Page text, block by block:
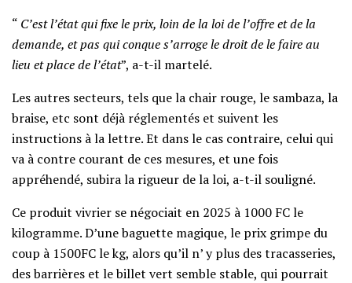
“ C’est l’état qui fixe le prix, loin de la loi de l’offre et de la
demande, et pas qui conque s’arroge le droit de le faire au
lieu et place de l’état”, a-t-il martelé.
Les autres secteurs, tels que la chair rouge, le sambaza, la
braise, etc sont déjà réglementés et suivent les
instructions à la lettre. Et dans le cas contraire, celui qui
va à contre courant de ces mesures, et une fois
appréhendé, subira la rigueur de la loi, a-t-il souligné.
Ce produit vivrier se négociait en 2025 à 1000 FC le
kilogramme. D’une baguette magique, le prix grimpe du
coup à 1500FC le kg, alors qu’il n’ y plus des tracasseries,
des barrières et le billet vert semble stable, qui pourrait